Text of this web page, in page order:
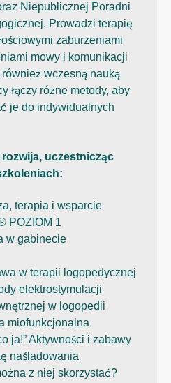
Niepublicznej Poradni
Prowadzi terapię
zaburzeniami
mowy i komunikacji
wczesną nauką
łączy różne metody, aby
je do indywidualnych
uczestnicząc
terapia i wsparcie
POZIOM 1
w gabinecie
w terapii logopedycznej
elektrostymulacji
w logopedii
miofunkcjonalna
ja!” Aktywności i zabawy
naśladowania
z niej skorzystać?